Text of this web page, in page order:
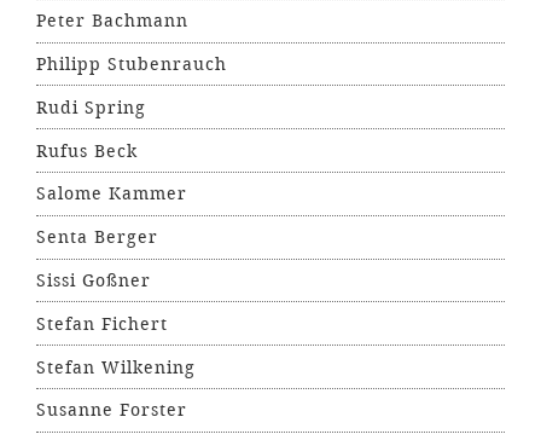
Peter Bachmann
Philipp Stubenrauch
Rudi Spring
Rufus Beck
Salome Kammer
Senta Berger
Sissi Goßner
Stefan Fichert
Stefan Wilkening
Susanne Forster